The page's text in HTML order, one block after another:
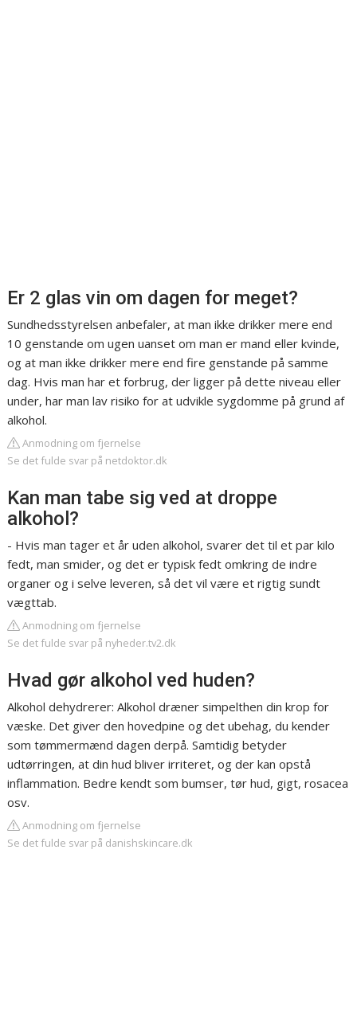
Er 2 glas vin om dagen for meget?
Sundhedsstyrelsen anbefaler, at man ikke drikker mere end
10 genstande om ugen uanset om man er mand eller kvinde,
og at man ikke drikker mere end fire genstande på samme
dag. Hvis man har et forbrug, der ligger på dette niveau eller
under, har man lav risiko for at udvikle sygdomme på grund af
alkohol.
Anmodning om fjernelse
Se det fulde svar på netdoktor.dk
Kan man tabe sig ved at droppe
alkohol?
- Hvis man tager et år uden alkohol, svarer det til et par kilo
fedt, man smider, og det er typisk fedt omkring de indre
organer og i selve leveren, så det vil være et rigtig sundt
vægttab.
Anmodning om fjernelse
Se det fulde svar på nyheder.tv2.dk
Hvad gør alkohol ved huden?
Alkohol dehydrerer: Alkohol dræner simpelthen din krop for
væske. Det giver den hovedpine og det ubehag, du kender
som tømmermænd dagen derpå. Samtidig betyder
udtørringen, at din hud bliver irriteret, og der kan opstå
inflammation. Bedre kendt som bumser, tør hud, gigt, rosacea
osv.
Anmodning om fjernelse
Se det fulde svar på danishskincare.dk